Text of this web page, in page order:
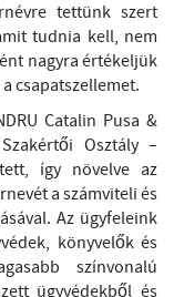
tettünk szert
tudnia kell, nem
nagyra értékeljük
csapatszellemet.
Catalin Pusa &
Osztály –
így növelve az
a számviteli és
Az ügyfeleink
könyvelők és
színvonalú
ügyvédekből és